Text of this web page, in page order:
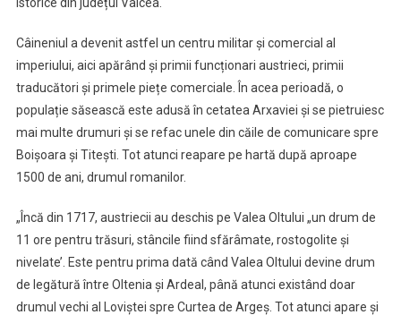
Câineniul a devenit astfel un centru militar și comercial al
imperiului, aici apărând și primii funcționari austrieci, primii
traducători și primele piețe comerciale. În acea perioadă, o
populație săsească este adusă în cetatea Arxaviei și se pietruiesc
mai multe drumuri și se refac unele din căile de comunicare spre
Boișoara și Titești. Tot atunci reapare pe hartă după aproape
1500 de ani, drumul romanilor.
„Încă din 1717, austriecii au deschis pe Valea Oltului „un drum de
11 ore pentru trăsuri, stâncile fiind sfărâmate, rostogolite și
nivelate’. Este pentru prima dată când Valea Oltului devine drum
de legătură între Oltenia și Ardeal, până atunci existând doar
drumul vechi al Loviștei spre Curtea de Argeș. Tot atunci apare și